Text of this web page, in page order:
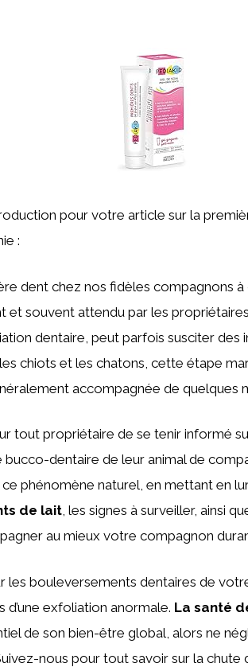
pour votre article sur la
:
dent chez nos fidèles compagnons
souvent attendu par les propriétaires
dentaire, peut parfois susciter des
chiots et les chatons, cette étape
accompagnée de quelques
tout propriétaire de se tenir informé
bucco-dentaire de leur animal de
phénomène naturel, en mettant en
de lait, les signes à surveiller, ainsi
au mieux votre compagnon
les bouleversements dentaires de
d’une exfoliation anormale. La santé
de son bien-être global, alors ne
nous pour tout savoir sur la